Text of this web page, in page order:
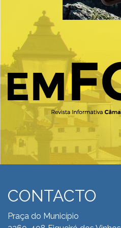
CONTACTO
Praça do Município